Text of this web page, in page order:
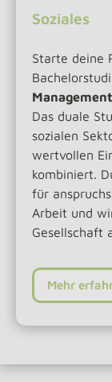
Soziales
Starte deine
Management
Das duale
sozialen
wertvollen
kombiniert.
für
Arbeit und
Gesellschaft
Mehr